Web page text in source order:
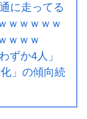
に走ってる
ｗｗｗｗｗ
ｗｗｗ
ずか4人」
」の傾向続